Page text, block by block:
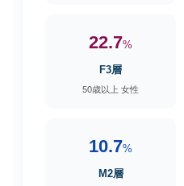
22.7%
F3層
50歳以上 女性
10.7%
M2層